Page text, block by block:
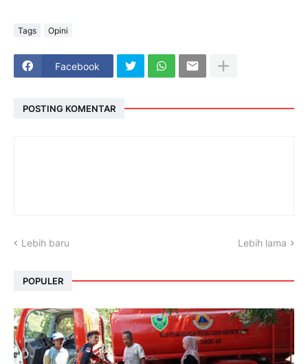
Tags Opini
Facebook
POSTING KOMENTAR
Lebih baru Lebih lama
POPULER